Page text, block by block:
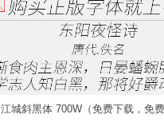
江城斜黑体 700W（免费下载，免费